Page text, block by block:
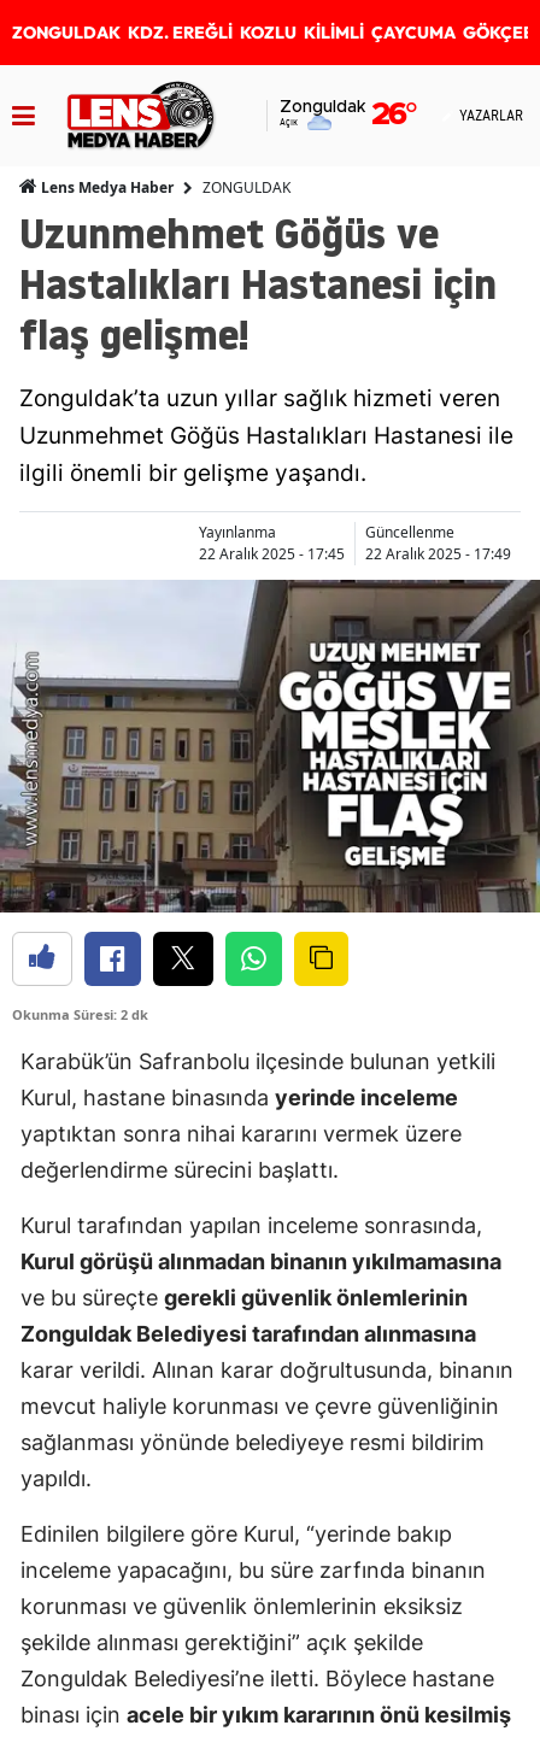
ZONGULDAK KDZ. EREĞLİ KOZLU KİLİMLİ ÇAYCUMA
Zonguldak
Açık 26° YAZARLAR
Lens Medya Haber ZONGULDAK
Uzunmehmet Göğüs ve
Hastalıkları Hastanesi için
flaş gelişme!
Zonguldak’ta uzun yıllar sağlık hizmeti veren
Uzunmehmet Göğüs Hastalıkları Hastanesi ile
ilgili önemli bir gelişme yaşandı.
Yayınlanma
22 Aralık 2025 - 17:45
Güncellenme
22 Aralık 2025 - 17:49
Okunma Süresi: 2 dk
Karabük’ün Safranbolu ilçesinde bulunan yetkili
Kurul, hastane binasında yerinde inceleme
yaptıktan sonra nihai kararını vermek üzere
değerlendirme sürecini başlattı.
Kurul tarafından yapılan inceleme sonrasında,
Kurul görüşü alınmadan binanın yıkılmamasına
ve bu süreçte gerekli güvenlik önlemlerinin
Zonguldak Belediyesi tarafından alınmasına
karar verildi. Alınan karar doğrultusunda, binanın
mevcut haliyle korunması ve çevre güvenliğinin
sağlanması yönünde belediyeye resmi bildirim
yapıldı.
Edinilen bilgilere göre Kurul, “yerinde bakıp
inceleme yapacağını, bu süre zarfında binanın
korunması ve güvenlik önlemlerinin eksiksiz
şekilde alınması gerektiğini” açık şekilde
Zonguldak Belediyesi’ne iletti. Böylece hastane
binası için acele bir yıkım kararının önü kesilmiş